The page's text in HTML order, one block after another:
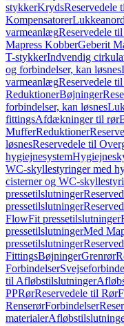
stykkerKrydsReservedele
Kompensatorer
varmeanlægReservedele
Mapress KobberGeberit
T-stykkerIndvendig
og forbindelser, kan løsnes
varmeanlægReservedele
ReduktionerBøjninger
forbindelser, kan løsnes
fittingsAfdækninger til rør
MufferReduktioner
løsnesReservedele til
hygiejnesystem
WC-skyllestyringer med
cisterner og WC-
pressetilslutninger
pressetilslutninger
FlowFit pressetilslutninger
pressetilslutningerMed
pressetilslutninger
FittingsBøjningerGrenrør
Forbindelser
til Afløbstilslutninger
PPRørReservedele til Rør
RenserørForbindelser
materialer